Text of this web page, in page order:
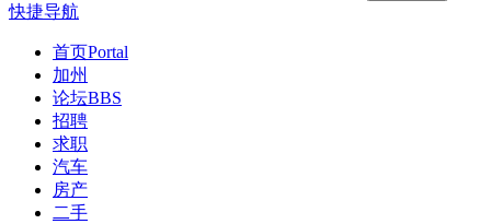
快捷导航
首页Portal
加州
论坛BBS
招聘
求职
汽车
房产
二手